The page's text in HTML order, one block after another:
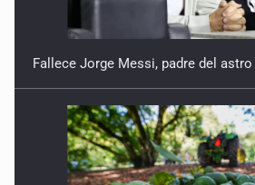
Fallece Jorge Messi, padre del